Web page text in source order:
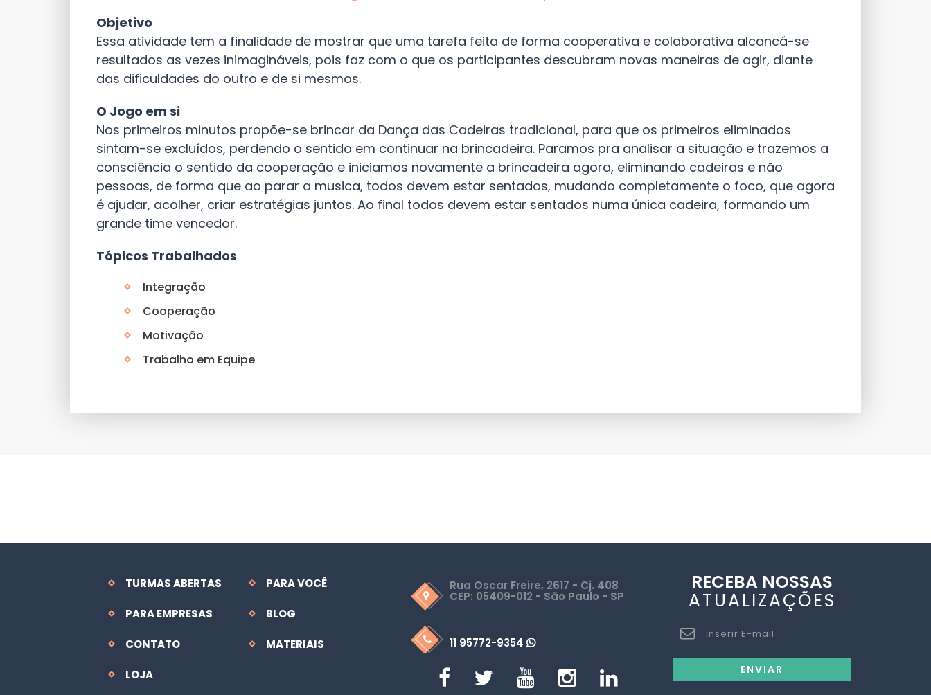
Objetivo
Essa atividade tem a finalidade de mostrar que uma tarefa feita de forma cooperativa e colaborativa alcancá-se
resultados as vezes inimagináveis, pois faz com o que os participantes descubram novas maneiras de agir, diante
das dificuldades do outro e de si mesmos.
O Jogo em si
Nos primeiros minutos propõe-se brincar da Dança das Cadeiras tradicional, para que os primeiros eliminados
sintam-se excluídos, perdendo o sentido em continuar na brincadeira. Paramos pra analisar a situação e trazemos a
consciência o sentido da cooperação e iniciamos novamente a brincadeira agora, eliminando cadeiras e não
pessoas, de forma que ao parar a musica, todos devem estar sentados, mudando completamente o foco, que agora
é ajudar, acolher, criar estratégias juntos. Ao final todos devem estar sentados numa única cadeira, formando um
grande time vencedor.
Tópicos Trabalhados
Integração
Cooperação
Motivação
Trabalho em Equipe
TURMAS ABERTAS PARA VOCÊ
PARA EMPRESAS BLOG
CONTATO MATERIAIS
LOJA
Rua Oscar Freire, 2617 - Cj. 408
CEP: 05409-012 - São Paulo - SP
11 95772-9354
RECEBA NOSSAS
ATUALIZAÇÕES
ENVIAR